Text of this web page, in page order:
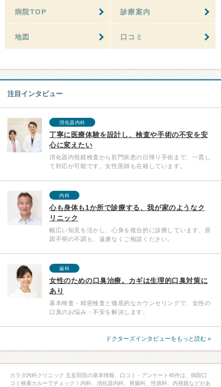
病院TOP 診療案内
地図 口コミ
注目インタビュー
消化器内科
丁寧に医療体験を設計し、検査や手術の不安を安
心に変えたい
消化器内視鏡検査から肛門疾患の日帰り手術まで、一貫し
て対応が可能です。女性医師も在籍しています。
内科
心も身体も1か所で診療する、我が家のようなク
リニック
幅広い知見を活かし、心身を複合的に診療しています。原
因不明の不調も、遠慮なくご相談ください。
歯科
女性のための口臭治療。カギは生理的口臭対策に
あり
基本検査・精密検査と徹底的なカウンセリングで、女性の
口臭のお悩み・不安を解決します。
ドクターズインタビューをもっと読む »
カラダ内科クリニック 五反田院の基本情報、口コミ・アンケート45件は、病院口
コミ検索カルーでチェック！内科、消化器内科、胃腸科、性病科、内視鏡などがあ